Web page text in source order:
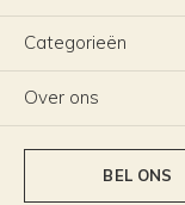
Categorieën
Over ons
BEL ONS